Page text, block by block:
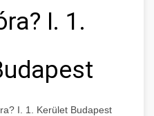
I. 1.
I. 1. Kerület Budapest